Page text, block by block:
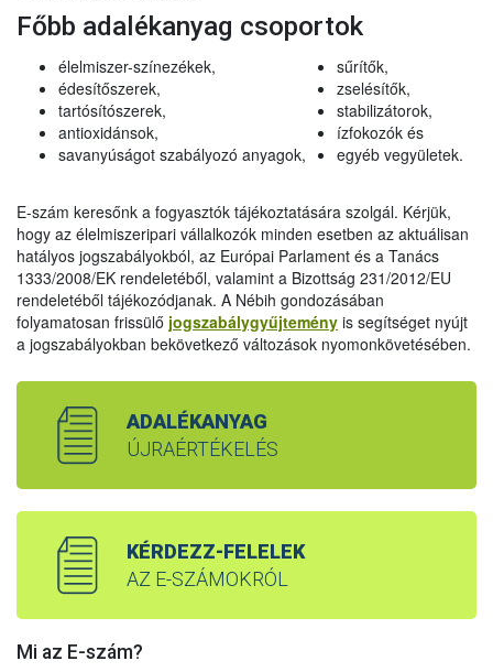
Főbb adalékanyag csoportok
élelmiszer-színezékek,
édesítőszerek,
tartósítószerek,
antioxidánsok,
savanyúságot szabályozó anyagok,
sűrítők,
zselésítők,
stabilizátorok,
ízfokozók és
egyéb vegyületek.
E-szám keresőnk a fogyasztók tájékoztatására szolgál. Kérjük,
hogy az élelmiszeripari vállalkozók minden esetben az aktuálisan
hatályos jogszabályokból, az Európai Parlament és a Tanács
1333/2008/EK rendeletéből, valamint a Bizottság 231/2012/EU
rendeletéből tájékozódjanak. A Nébih gondozásában
folyamatosan frissülő jogszabálygyűjtemény is segítséget nyújt
a jogszabályokban bekövetkező változások nyomonkövetésében.
ADALÉKANYAG
ÚJRAÉRTÉKELÉS
KÉRDEZZ-FELELEK
AZ E-SZÁMOKRÓL
Mi az E-szám?